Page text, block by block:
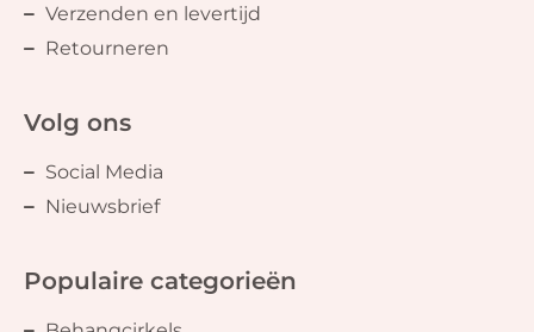
Verzenden en levertijd
Retourneren
Volg ons
Social Media
Nieuwsbrief
Populaire categorieën